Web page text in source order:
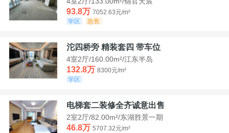
93.8万 7052.63元/m²
学区
急售
沱四桥旁 精装套四 带车位
4室2厅/160.00m²/江东半岛
132.8万 8300元/m²
学区
电梯套二装修全齐诚意出售
2室2厅/82.00m²/东湖胜景一期
46.8万 5707.32元/m²